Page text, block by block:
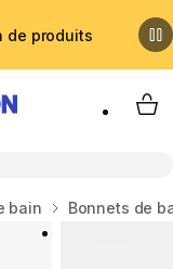
de produits
My
bain Bonnets de